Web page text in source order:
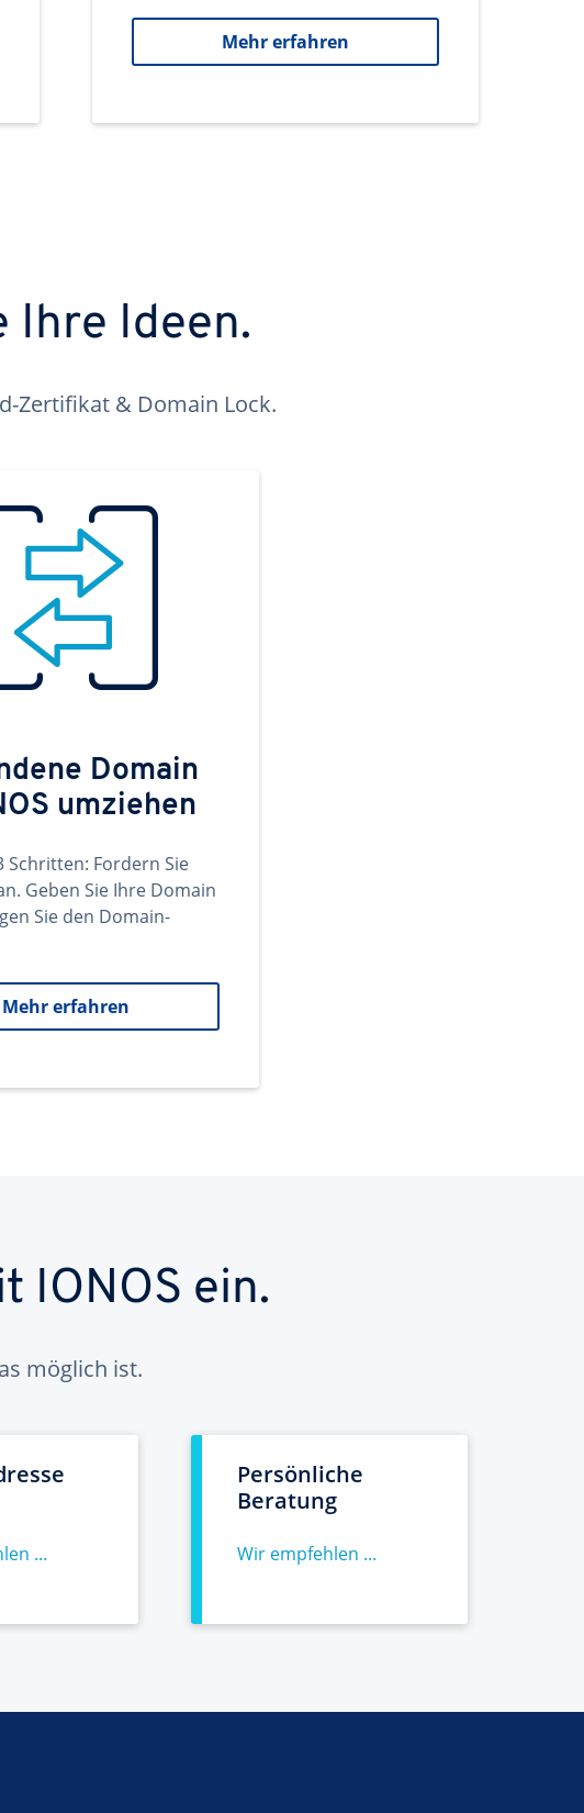
Mehr erfahren
Ihre Ideen.
Zertifikat & Domain Lock.
Domain
umziehen
Schritten: Fordern Sie
Geben Sie Ihre Domain
Sie den Domain-
Mehr erfahren
IONOS ein.
möglich ist.
...
Persönliche
Beratung
Wir empfehlen ...